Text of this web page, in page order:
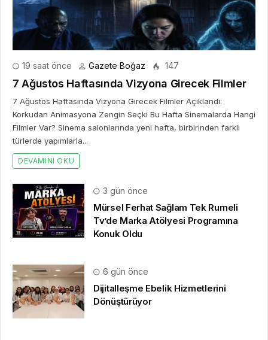
19 saat önce Gazete Boğaz 147
7 Ağustos Haftasında Vizyona Girecek Filmler
7 Ağustos Haftasında Vizyona Girecek Filmler Açıklandı:
Korkudan Animasyona Zengin Seçki Bu Hafta Sinemalarda Hangi
Filmler Var? Sinema salonlarında yeni hafta, birbirinden farklı
türlerde yapımlarla...
DEVAMINI OKU
3 gün önce
Mürsel Ferhat Sağlam Tek Rumeli
Tv’de Marka Atölyesi Programına
Konuk Oldu
6 gün önce
Dijitalleşme Ebelik Hizmetlerini
Dönüştürüyor